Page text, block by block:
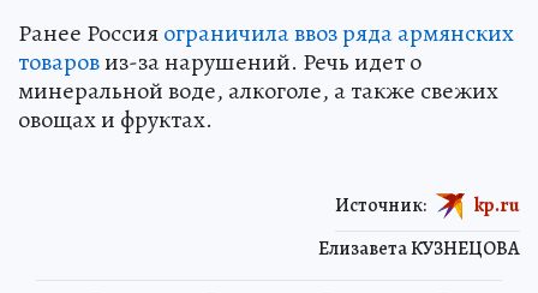
Ранее Россияограничила ввоз ряда армянских
товаровиз-за нарушений. Речь идет о
минеральной воде, алкоголе, а также свежих
овощах и фруктах.
Елизавета КУЗНЕЦОВА
Источник: kp.ru